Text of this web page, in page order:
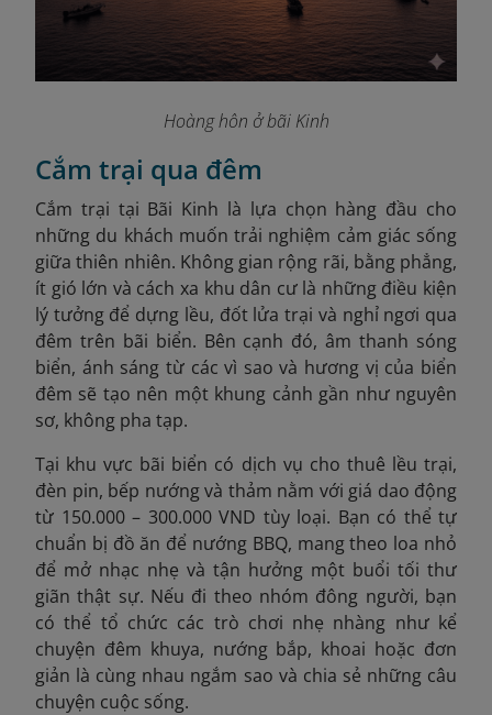
Hoàng hôn ở bãi Kinh
Cắm trại qua đêm
Cắm trại tại Bãi Kinh là lựa chọn hàng đầu cho
những du khách muốn trải nghiệm cảm giác sống
giữa thiên nhiên. Không gian rộng rãi, bằng phẳng,
ít gió lớn và cách xa khu dân cư là những điều kiện
lý tưởng để dựng lều, đốt lửa trại và nghỉ ngơi qua
đêm trên bãi biển. Bên cạnh đó, âm thanh sóng
biển, ánh sáng từ các vì sao và hương vị của biển
đêm sẽ tạo nên một khung cảnh gần như nguyên
sơ, không pha tạp.
Tại khu vực bãi biển có dịch vụ cho thuê lều trại,
đèn pin, bếp nướng và thảm nằm với giá dao động
từ 150.000 – 300.000 VND tùy loại. Bạn có thể tự
chuẩn bị đồ ăn để nướng BBQ, mang theo loa nhỏ
để mở nhạc nhẹ và tận hưởng một buổi tối thư
giãn thật sự. Nếu đi theo nhóm đông người, bạn
có thể tổ chức các trò chơi nhẹ nhàng như kể
chuyện đêm khuya, nướng bắp, khoai hoặc đơn
giản là cùng nhau ngắm sao và chia sẻ những câu
chuyện cuộc sống.